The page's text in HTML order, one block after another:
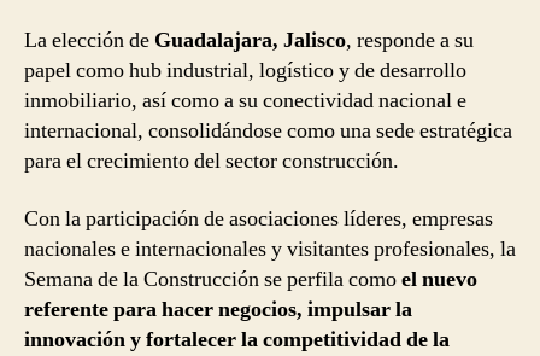
La elección de Guadalajara, Jalisco, responde a su
papel como hub industrial, logístico y de desarrollo
inmobiliario, así como a su conectividad nacional e
internacional, consolidándose como una sede estratégica
para el crecimiento del sector construcción.
Con la participación de asociaciones líderes, empresas
nacionales e internacionales y visitantes profesionales, la
Semana de la Construcción se perfila comoel nuevo
referente para hacer negocios, impulsar la
innovación y fortalecer la competitividad de la